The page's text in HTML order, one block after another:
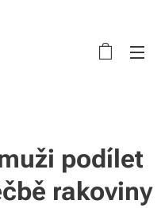
podílet
rakoviny